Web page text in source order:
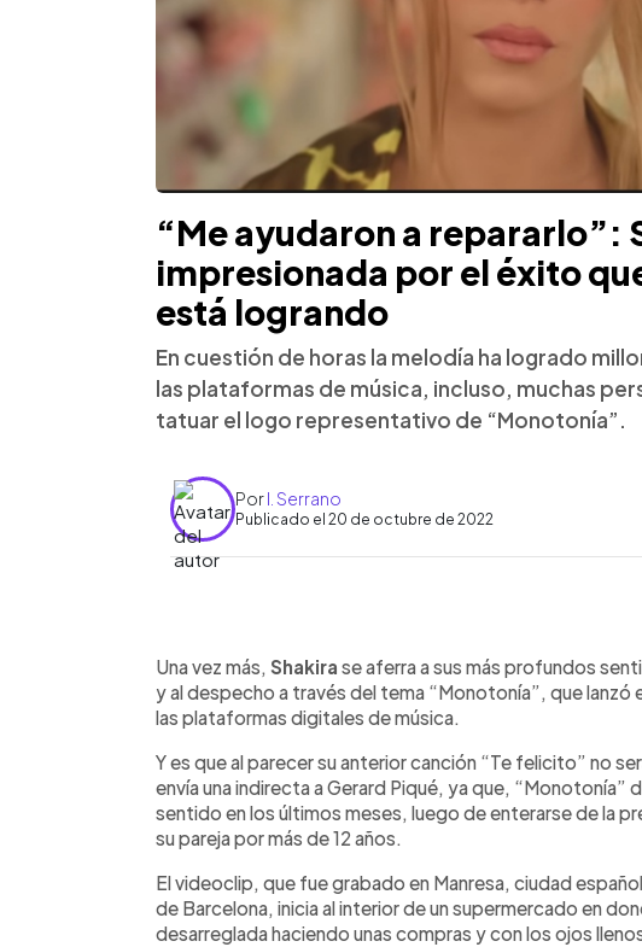
“Me ayudaron a repararlo”:
impresionada por el éxito
está logrando
En cuestión de horas la melodía ha logrado
las plataformas de música, incluso, muchas
tatuar el logo representativo de “Monotonía”.
PorI. Serrano
Publicado el 20 de octubre de 2022
► Escuchar artículo
Una vez más, Shakira se aferra a sus más profundos
y al despecho a través del tema “Monotonía”, que
las plataformas digitales de música.
Y es que al parecer su anterior canción “Te felicito” no
envía una indirecta a Gerard Piqué, ya que, “Monotonía”
sentido en los últimos meses, luego de enterarse de la
su pareja por más de 12 años.
El videoclip, que fue grabado en Manresa, ciudad
de Barcelona, inicia al interior de un supermercado en
desarreglada haciendo unas compras y con los ojos